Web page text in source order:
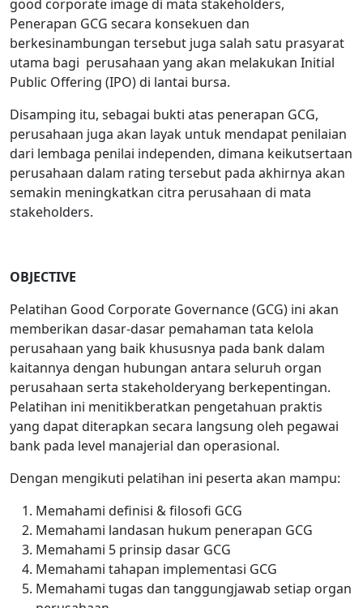
good corporate image di mata stakeholders,
Penerapan GCG secara konsekuen dan
berkesinambungan tersebut juga salah satu prasyarat
utama bagi perusahaan yang akan melakukan Initial
Public Offering (IPO) di lantai bursa.
Disamping itu, sebagai bukti atas penerapan GCG,
perusahaan juga akan layak untuk mendapat penilaian
dari lembaga penilai independen, dimana keikutsertaan
perusahaan dalam rating tersebut pada akhirnya akan
semakin meningkatkan citra perusahaan di mata
stakeholders.
OBJECTIVE
Pelatihan Good Corporate Governance (GCG) ini akan
memberikan dasar-dasar pemahaman tata kelola
perusahaan yang baik khususnya pada bank dalam
kaitannya dengan hubungan antara seluruh organ
perusahaan serta stakeholderyang berkepentingan.
Pelatihan ini menitikberatkan pengetahuan praktis
yang dapat diterapkan secara langsung oleh pegawai
bank pada level manajerial dan operasional.
Dengan mengikuti pelatihan ini peserta akan mampu:
Memahami definisi & filosofi GCG
Memahami landasan hukum penerapan GCG
Memahami 5 prinsip dasar GCG
Memahami tahapan implementasi GCG
Memahami tugas dan tanggungjawab setiap organ